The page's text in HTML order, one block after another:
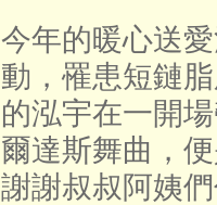
今年的暖心送
動，罹患短鏈
的泓宇在一開
爾達斯舞曲，
謝謝叔叔阿姨